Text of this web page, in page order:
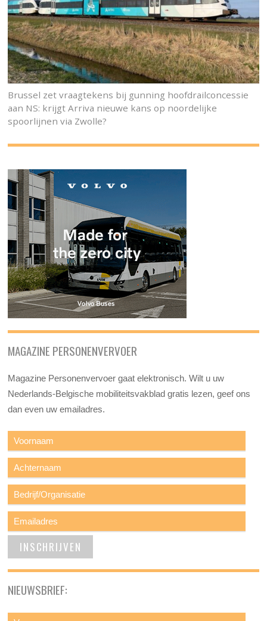
Brussel zet vraagtekens bij gunning hoofdrailconcessie
aan NS: krijgt Arriva nieuwe kans op noordelijke
spoorlijnen via Zwolle?
MAGAZINE PERSONENVERVOER
Magazine Personenvervoer gaat elektronisch. Wilt u uw
Nederlands-Belgische mobiliteitsvakblad gratis lezen, geef ons
dan even uw emailadres.
NIEUWSBRIEF: